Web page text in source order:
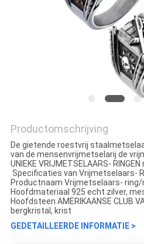
Productomschrijving
De gietende roestvrij
van de mensenvrijmetselarij de
UNIEKE VRIJMETSELAARS-
Specificaties van Vrijmetselaars-
Productnaam Vrijmetselaars-
Hoofdmateriaal 925 echt zilver,
Hoofdsteen AMERIKAANSE CLUB
bergkristal, krist
GEDETAILLEERDE INFORMATIE >